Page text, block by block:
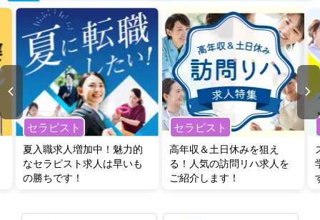
セラピスト
夏入職求人増加中！魅力的
なセラピスト求人は早いも
の勝ちです！
セラピスト
高年収＆土日休みを狙え
る！人気の訪問リハ求人を
ご紹介します！